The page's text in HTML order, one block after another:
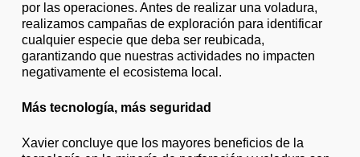
por las operaciones. Antes de realizar una voladura,
realizamos campañas de exploración para identificar
cualquier especie que deba ser reubicada,
garantizando que nuestras actividades no impacten
negativamente el ecosistema local.
Más tecnología, más seguridad
Xavier concluye que los mayores beneficios de la